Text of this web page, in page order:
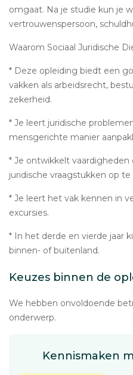
omgaat. Na je studie kun je
vertrouwenspersoon,
Waarom Sociaal Juridische
* Deze opleiding biedt een
vakken als arbeidsrecht,
zekerheid.
* Je leert juridische
mensgerichte manier
* Je ontwikkelt vaardigheden
juridische vraagstukken op te
* Je leert het vak kennen in
excursies.
* In het derde en vierde jaar
binnen- of buitenland.
Keuzes binnen de
We hebben onvoldoende
onderwerp.
Kennismaken